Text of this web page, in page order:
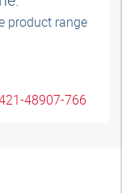
product range
48907-766